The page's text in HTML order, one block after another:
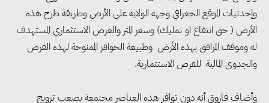
وإحدثيات الموقع الجغرافي وجهه الولايه على الأرض وطريقة طرح هذه
الأرض ( حق انتفاع او تمليك) وسعر المتر والغرض الاستثماري المستهدف
له وموقف المرافق بهذه الأرض وطبيعة الحوافز الممنوحة لهذه الفرص
والجدوى المالية للفرص الاستثمارية.
وأضاف فاروق أنه دون توافر هذه العناصر مجتمعة يصعب ترويج